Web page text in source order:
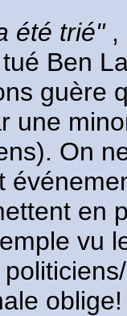
été trié" ,
Ben
guère
une
On
en
vu
oblige!